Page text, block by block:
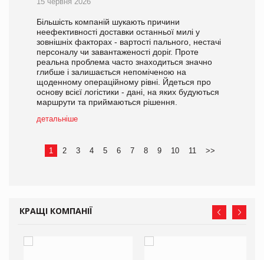
Більшість компаній шукають причини
неефективності доставки останньої милі у
зовнішніх факторах - вартості пального, нестачі
персоналу чи завантаженості доріг. Проте
реальна проблема часто знаходиться значно
глибше і залишається непоміченою на
щоденному операційному рівні. Йдеться про
основу всієї логістики - дані, на яких будуються
маршрути та приймаються рішення.
детальніше
1 2 3 4 5 6 7 8 9 10 11 >>
КРАЩІ КОМПАНІЇ